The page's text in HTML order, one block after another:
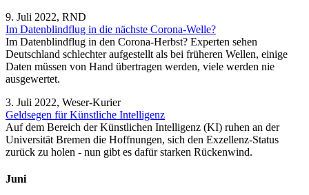
9. Juli 2022, RND
Im Datenblindflug in die nächste Corona-Welle?
Im Datenblindflug in den Corona-Herbst? Experten sehen
Deutschland schlechter aufgestellt als bei früheren Wellen, einige
Daten müssen von Hand übertragen werden, viele werden nie
ausgewertet.
3. Juli 2022, Weser-Kurier
Geldsegen für Künstliche Intelligenz
Auf dem Bereich der Künstlichen Intelligenz (KI) ruhen an der
Universität Bremen die Hoffnungen, sich den Exzellenz-Status
zurück zu holen - nun gibt es dafür starken Rückenwind.
Juni